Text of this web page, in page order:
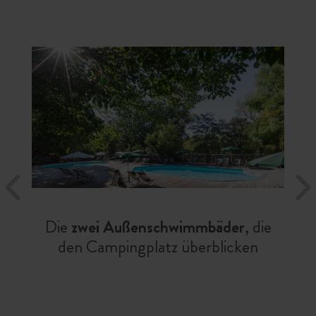
Die zwei Außenschwimmbäder, die
den Campingplatz überblicken